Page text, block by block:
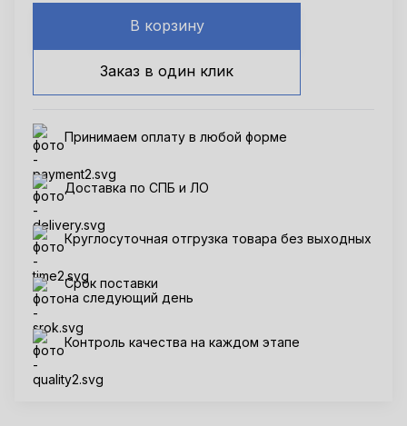
В корзину
Заказ в один клик
Принимаем оплату в любой форме
Доставка по СПБ и ЛО
Круглосуточная отгрузка товара без выходных
Срок поставки
на следующий день
Контроль качества на каждом этапе